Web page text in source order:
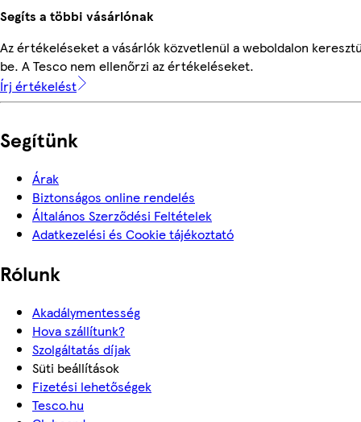
Segíts a többi vásárlónak
Az értékeléseket a vásárlók közvetlenül a weboldalon
be. A Tesco nem ellenőrzi az értékeléseket.
Írj értékelést
Segítünk
Árak
Biztonságos online rendelés
Általános Szerződési Feltételek
Adatkezelési és Cookie tájékoztató
Rólunk
Akadálymentesség
Hova szállítunk?
Szolgáltatás díjak
Süti beállítások
Fizetési lehetőségek
Tesco.hu